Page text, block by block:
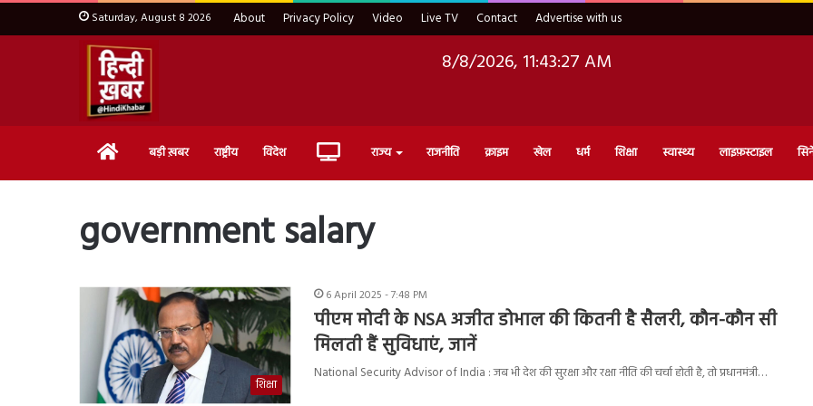
Saturday, August 8 2026 About Privacy Policy Video Live TV Contact Advertise with us
8/8/2026, 11:43:28 AM
Home बड़ी ख़बर राष्ट्रीय विदेश Live राज्य राजनीति क्राइम खेल धर्म शिक्षा स्वास्थ्य लाइफ़स्टाइल
government salary
शिक्षा
6 April 2025 - 7:48 PM
पीएम मोदी के NSA अजीत डोभाल की कितनी है सैलरी, कौन-कौन सी
मिलती हैं सुविधाएं, जानें
National Security Advisor of India : जब भी देश की सुरक्षा और रक्षा नीति की चर्चा होती है, तो प्रधानमंत्री…